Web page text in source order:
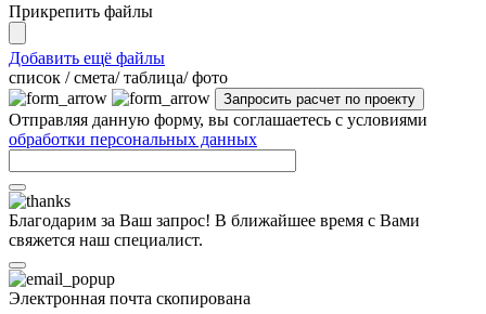
Прикрепить файлы
Добавить ещё файлы
cписок / смета/ таблица/ фото
Отправляя данную форму, вы соглашаетесь с условиями
обработки персональных данных
Благодарим за Ваш запрос! В ближайшее время с Вами
свяжется наш специалист.
Электронная почта скопирована